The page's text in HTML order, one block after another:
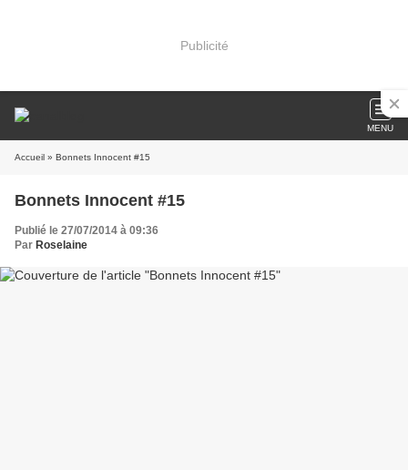
Publicité
MENU
Accueil » Bonnets Innocent #15
Bonnets Innocent #15
Publié le 27/07/2014 à 09:36
Par Roselaine